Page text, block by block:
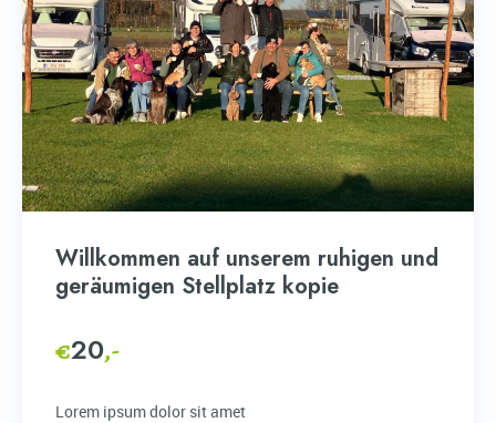
Willkommen auf unserem ruhigen und
geräumigen Stellplatz kopie
€20,-
Lorem ipsum dolor sit amet